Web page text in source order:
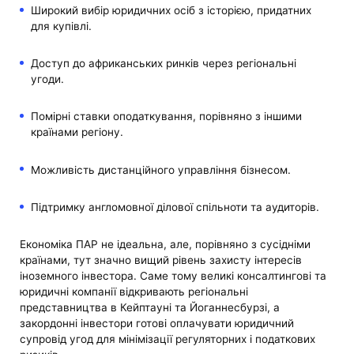
Широкий вибір юридичних осіб з історією, придатних
для купівлі.
Доступ до африканських ринків через регіональні
угоди.
Помірні ставки оподаткування, порівняно з іншими
країнами регіону.
Можливість дистанційного управління бізнесом.
Підтримку англомовної ділової спільноти та аудиторів.
Економіка ПАР не ідеальна, але, порівняно з сусідніми
країнами, тут значно вищий рівень захисту інтересів
іноземного інвестора. Саме тому великі консалтингові та
юридичні компанії відкривають регіональні
представництва в Кейптауні та Йоганнесбурзі, а
закордонні інвестори готові оплачувати юридичний
супровід угод для мінімізації регуляторних і податкових